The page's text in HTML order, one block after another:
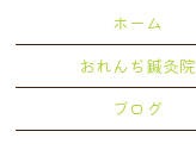
ホーム
おれんぢ鍼灸院
ブログ